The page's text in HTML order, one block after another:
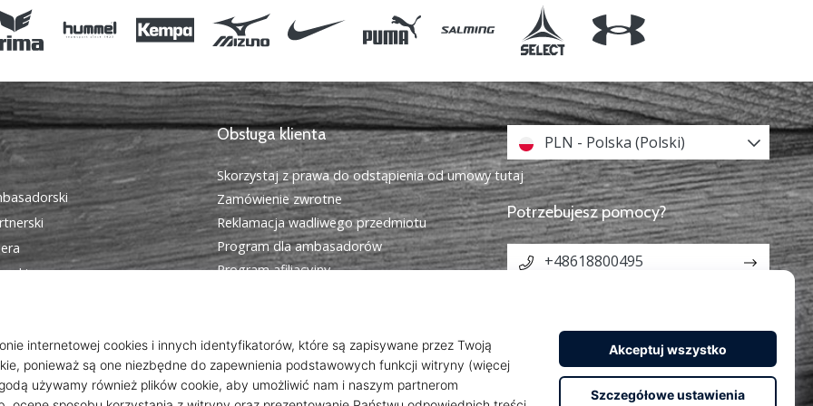
Obsługa klienta
Skorzystaj z prawa do odstąpienia od umowy tutaj
Zamówienie zwrotne
Reklamacja wadliwego przedmiotu
Program dla ambasadorów
Program afiliacyjny
Kontakt
Często zadawane pytania
Polityka prywatności
PLN - Polska (Polski)
Potrzebujesz pomocy?
+48618800495